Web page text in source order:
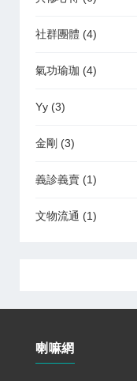
社群團體 (4)
氣功瑜珈 (4)
Yy (3)
金剛 (3)
義診義賣 (1)
文物流通 (1)
喇嘛網